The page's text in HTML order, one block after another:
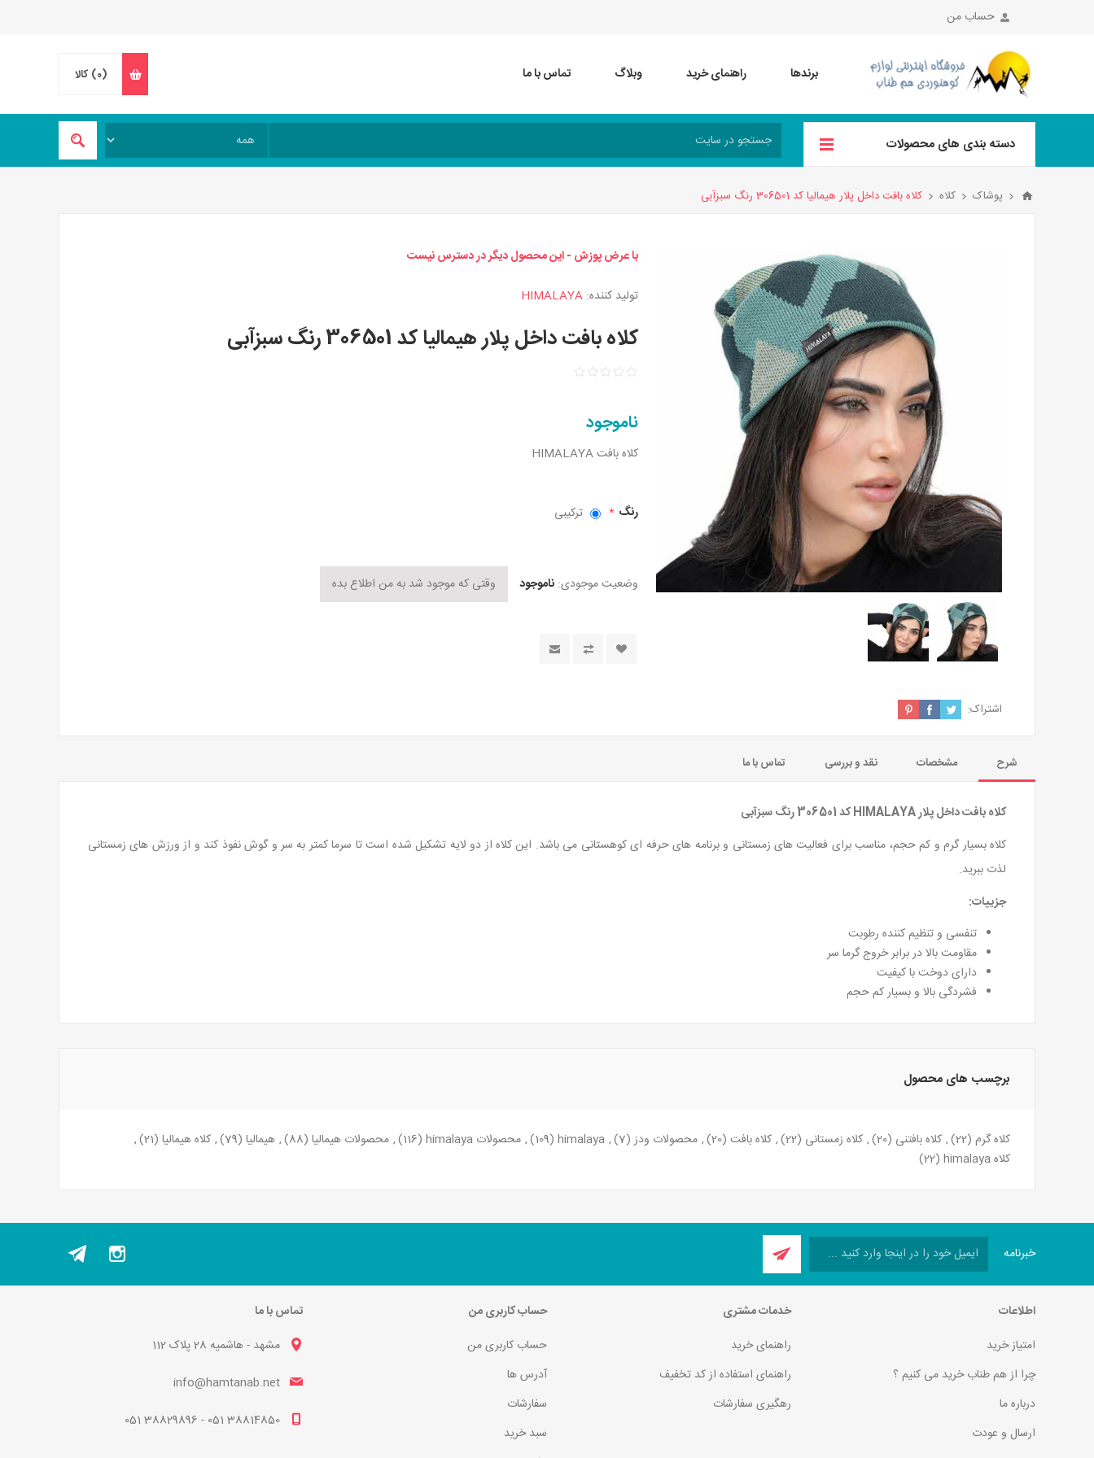
حساب من
برندها راهنمای خرید وبلاگ تماس با ما (0) کالا
دسته بندی های محصولات
پوشاک کلاه کلاه بافت داخل پلار هیمالیا کد 306501 رنگ سبزآبی
با عرض پوزش - این محصول دیگر در دسترس نیست
تولید کننده: HIMALAYA
کلاه بافت داخل پلار هیمالیا کد 306501 رنگ سبزآبی
ناموجود
کلاه بافت HIMALAYA
رنگ * ترکیبی
وضعیت موجودی: ناموجود
اشتراک:
شرح مشخصات نقد و بررسی تماس با ما
کلاه بافت داخل پلار HIMALAYA کد 306501 رنگ سبزآبی
کلاه بسیار گرم و کم حجم، مناسب برای فعالیت های زمستانی و برنامه های حرفه ای کوهستانی می باشد. این کلاه از دو لایه تشکیل شده است تا سرما کمتر به سر و گوش نفوذ کند و از ورزش های زمستانی
لذت ببرید.
جزییات:
تنفسی و تنظیم کننده رطوبت
مقاومت بالا در برابر خروج گرما سر
دارای دوخت با کیفیت
فشردگی بالا و بسیار کم حجم
برچسب های محصول
کلاه گرم (22)
, کلاه بافتنی (20)
, کلاه زمستانی (22)
, کلاه بافت (20)
, محصولات ودز (7)
,
himalaya
(109)
, محصولات himalaya (116)
, محصولات هیمالیا (88)
, هیمالیا (79)
, کلاه هیمالیا (21)
,
کلاه himalaya
(22)
خبرنامه
اطلاعات
امتیاز خرید
چرا از هم طناب خرید می کنیم ؟
درباره ما
ارسال و عودت
خدمات مشتری
راهنمای خرید
راهنمای استفاده از کد تخفیف
رهگیری سفارشات
حساب کاربری من
حساب کاربری من
آدرس ها
سفارشات
سبد خرید
تماس با ما
مشهد - هاشمیه 28 پلاک 112
info@hamtanab.net
38814850 051 - 38829896 051